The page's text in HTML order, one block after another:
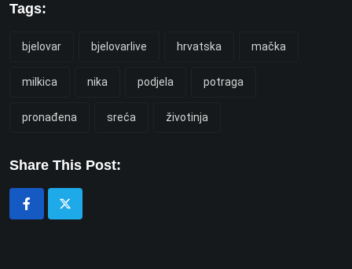
Tags:
bjelovar bjelovarlive hrvatska mačka
milkica nika podjela potraga
pronađena sreća životinja
Share This Post: